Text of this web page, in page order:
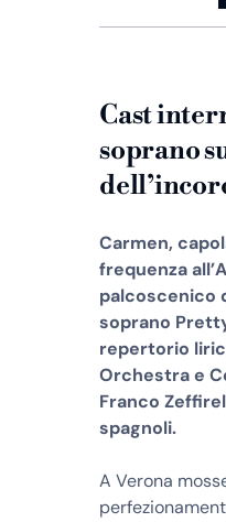
Cast
soprano
Carmen,
frequenza
palcoscenico
soprano
repertorio
Orchestra e
Franco
spagnoli.
A Verona